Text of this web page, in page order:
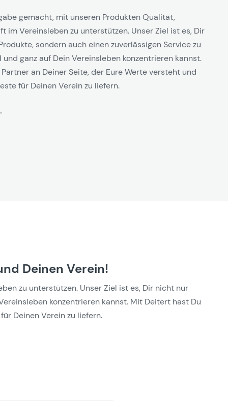
gemacht, mit unseren Produkten Qualität,
im Vereinsleben zu unterstützen. Unser Ziel ist es, Dir
sondern auch einen zuverlässigen Service zu
ganz auf Dein Vereinsleben konzentrieren kannst.
an Deiner Seite, der Eure Werte versteht und
für Deinen Verein zu liefern.
Deinen Verein!
zu unterstützen. Unser Ziel ist es, Dir nicht nur
konzentrieren kannst. Mit Deitert hast Du
Deinen Verein zu liefern.